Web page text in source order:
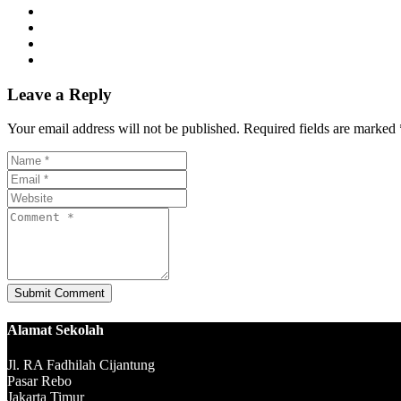
Leave a Reply
Your email address will not be published. Required fields are marked
Alamat Sekolah
Jl. RA Fadhilah Cijantung
Pasar Rebo
Jakarta Timur